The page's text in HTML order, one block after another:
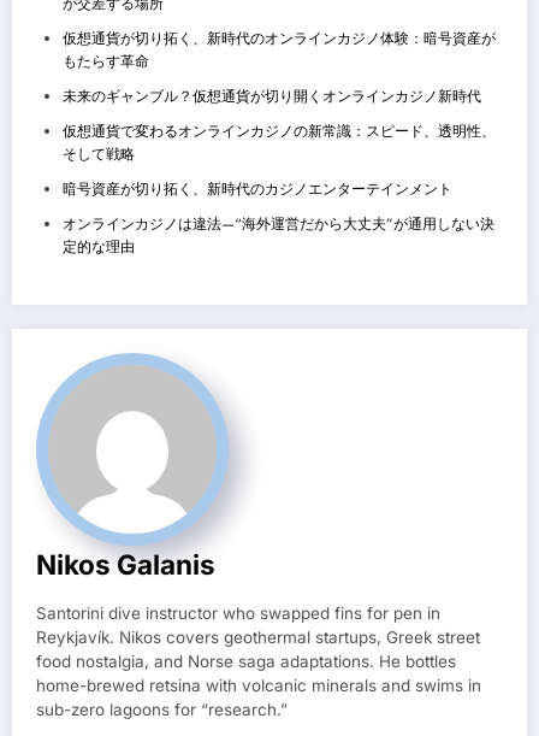
仮想通貨が切り拓く、新時代のオンラインカジノ体験：暗号資産が
もたらす革命
未来のギャンブル？仮想通貨が切り開くオンラインカジノ新時代
仮想通貨で変わるオンラインカジノの新常識：スピード、透明性、
そして戦略
暗号資産が切り拓く、新時代のカジノエンターテインメント
オンラインカジノは違法—“海外運営だから大丈夫”が通用しない決
定的な理由
Nikos Galanis
Santorini dive instructor who swapped fins for pen in
Reykjavík. Nikos covers geothermal startups, Greek street
food nostalgia, and Norse saga adaptations. He bottles
home-brewed retsina with volcanic minerals and swims in
sub-zero lagoons for “research.”